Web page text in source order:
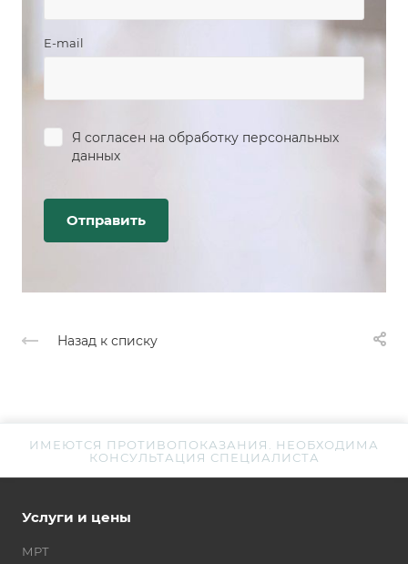
E-mail
Я согласен на обработку персональных
данных
Назад к списку
ИМЕЮТСЯ ПРОТИВОПОКАЗАНИЯ. НЕОБХОДИМА
КОНСУЛЬТАЦИЯ СПЕЦИАЛИСТА
Услуги и цены
МРТ